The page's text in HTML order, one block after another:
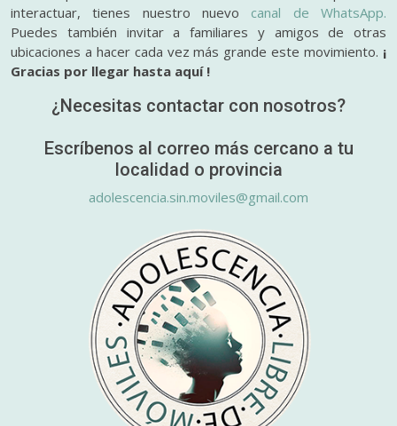
interactuar, tienes nuestro nuevo canal de WhatsApp.
Puedes también invitar a familiares y amigos de otras
ubicaciones a hacer cada vez más grande este movimiento. ¡
Gracias por llegar hasta aquí !
¿Necesitas contactar con nosotros?
Escríbenos al correo más cercano a tu
localidad o provincia
adolescencia.sin.moviles@gmail.com